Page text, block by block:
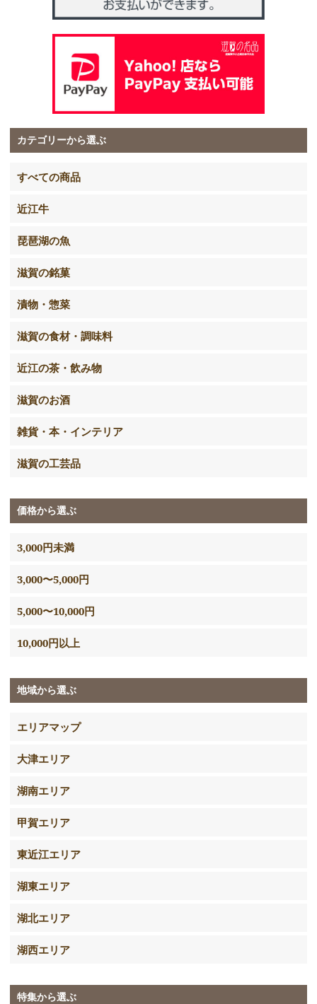
カテゴリーから選ぶ
すべての商品
近江牛
琵琶湖の魚
滋賀の銘菓
漬物・惣菜
滋賀の食材・調味料
近江の茶・飲み物
滋賀のお酒
雑貨・本・インテリア
滋賀の工芸品
価格から選ぶ
3,000円未満
3,000〜5,000円
5,000〜10,000円
10,000円以上
地域から選ぶ
エリアマップ
大津エリア
湖南エリア
甲賀エリア
東近江エリア
湖東エリア
湖北エリア
湖西エリア
特集から選ぶ